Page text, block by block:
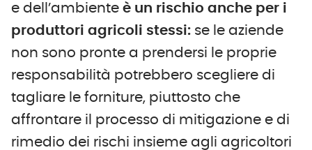
e dell’ambiente è un rischio anche per i
produttori agricoli stessi: se le aziende
non sono pronte a prendersi le proprie
responsabilità potrebbero scegliere di
tagliare le forniture, piuttosto che
affrontare il processo di mitigazione e di
rimedio dei rischi insieme agli agricoltori